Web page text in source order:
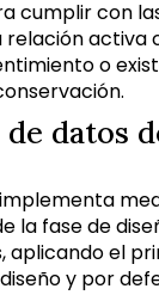
cumplir con
relación activa
o
datos
implementa
la fase de
aplicando el
y por